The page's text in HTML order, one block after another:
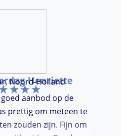
Henriette
Noord-Holland
aanbod op de
prettig om meteen te
zouden zijn. Fijn om